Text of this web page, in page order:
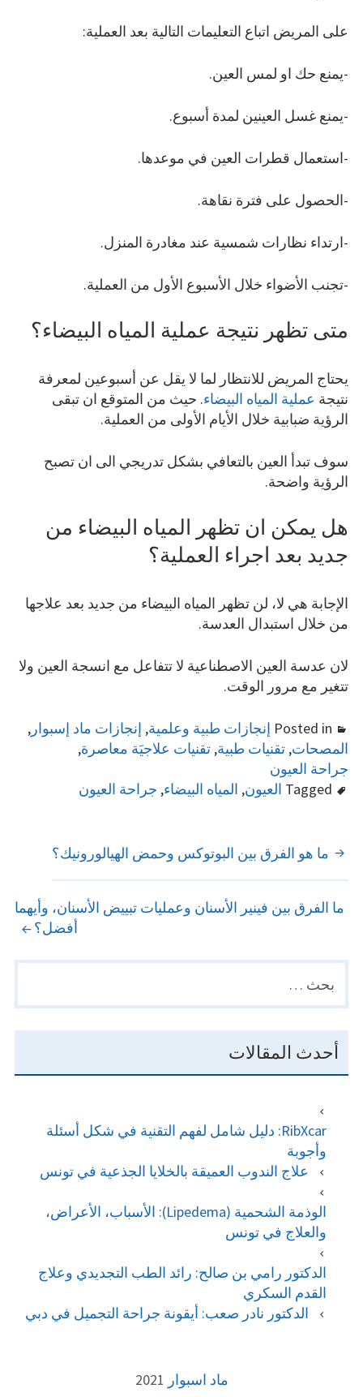
على المريض اتباع التعليمات التالية بعد العملية:
-يمنع حك او لمس العين.
-يمنع غسل العينين لمدة أسبوع.
-استعمال قطرات العين في موعدها.
-الحصول على فترة نقاهة.
-ارتداء نظارات شمسية عند مغادرة المنزل.
-تجنب الأضواء خلال الأسبوع الأول من العملية.
متى تظهر نتيجة عملية المياه البيضاء؟
يحتاج المريض للانتظار لما لا يقل عن أسبوعين لمعرفة
نتيجة عملية المياه البيضاء. حيث من المتوقع ان تبقى
الرؤية ضبابية خلال الأيام الأولى من العملية.
سوف تبدأ العين بالتعافي بشكل تدريجي الى ان تصبح
الرؤية واضحة.
هل يمكن ان تظهر المياه البيضاء من
جديد بعد اجراء العملية؟
الإجابة هي لا، لن تظهر المياه البيضاء من جديد بعد علاجها
من خلال استبدال العدسة.
لان عدسة العين الاصطناعية لا تتفاعل مع انسجة العين ولا
تتغير مع مرور الوقت.
Posted in إنجازات طبية وعلمية, إنجازات ماد إسبوار ,
المصحات, تقنيات طبية, تقنيات علاجيَة معاصرة,
جراحة العيون
Tagged العيون, المياه البيضاء, جراحة العيون
POST
NAVIGATION
ما هو الفرق بين البوتوكس وحمض الهيالورونيك؟
ما الفرق بين فينير الأسنان وعمليات تبييض الأسنان، وأيهما
أفضل؟
SIDEBAR
البحث
عن:
أحدث المقالات
RibXcar: دليل شامل لفهم التقنية في شكل أسئلة
وأجوبة
علاج الندوب العميقة بالخلايا الجذعية في تونس
الوذمة الشحمية (Lipedema): الأسباب، الأعراض،
والعلاج في تونس
الدكتور رامي بن صالح: رائد الطب التجديدي وعلاج
القدم السكري
الدكتور نادر صعب: أيقونة جراحة التجميل في دبي
ماد اسبوار 2021